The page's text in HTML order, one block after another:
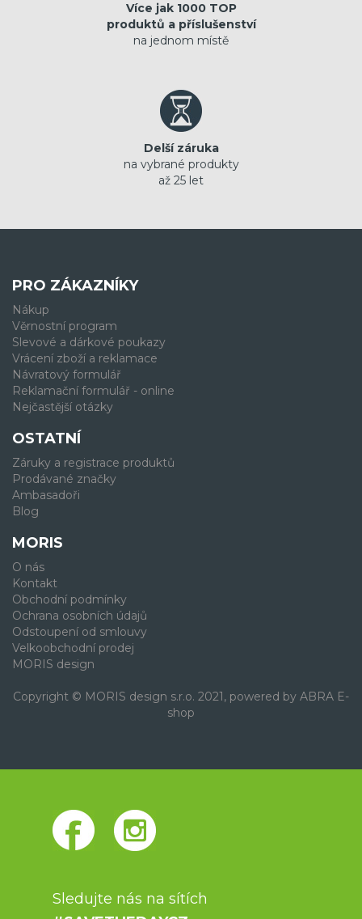
Více jak 1000 TOP
produktů a příslušenství
na jednom místě
Delší záruka
na vybrané produkty
až 25 let
PRO ZÁKAZNÍKY
Nákup
Věrnostní program
Slevové a dárkové poukazy
Vrácení zboží a reklamace
Návratový formulář
Reklamační formulář - online
Nejčastější otázky
OSTATNÍ
Záruky a registrace produktů
Prodávané značky
Ambasadoři
Blog
MORIS
O nás
Kontakt
Obchodní podmínky
Ochrana osobních údajů
Odstoupení od smlouvy
Velkoobchodní prodej
MORIS design
Copyright © MORIS design s.r.o. 2021, powered by ABRA E-
shop
Sledujte nás na sítích